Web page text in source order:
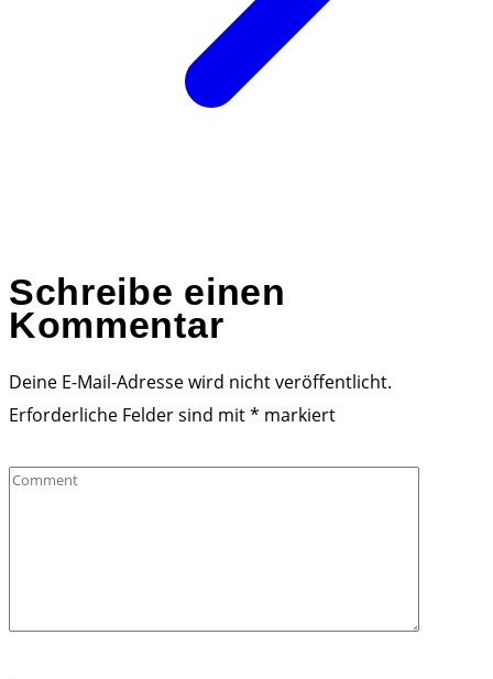
Schreibe einen
Kommentar
Deine E-Mail-Adresse wird nicht veröffentlicht.
Erforderliche Felder sind mit* markiert
Comment